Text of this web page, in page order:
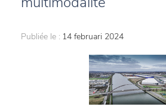
Publiée le : 14 februari 2024